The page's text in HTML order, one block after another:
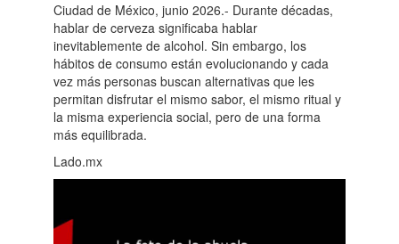
Ciudad de México, junio 2026.- Durante décadas,
hablar de cerveza significaba hablar
inevitablemente de alcohol. Sin embargo, los
hábitos de consumo están evolucionando y cada
vez más personas buscan alternativas que les
permitan disfrutar el mismo sabor, el mismo ritual y
la misma experiencia social, pero de una forma
más equilibrada.
Lado.mx